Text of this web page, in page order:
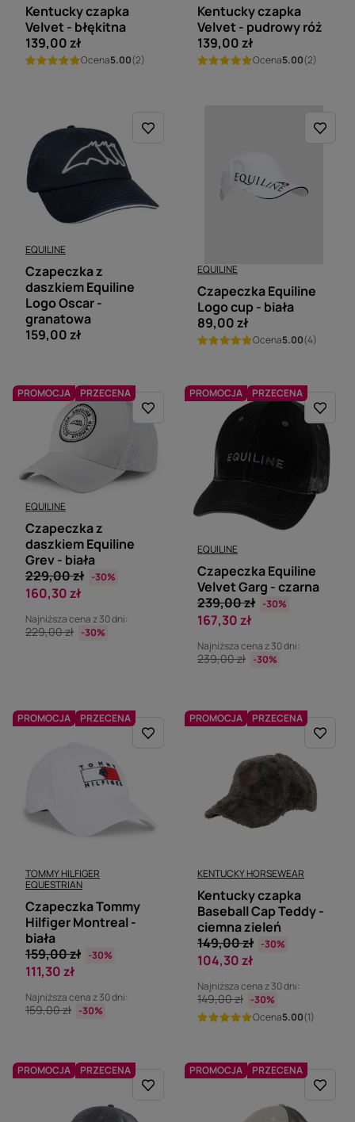
Kentucky czapka
Velvet - błękitna
139,00 zł
Ocena5.00(2)
Kentucky czapka
Velvet - pudrowy róż
139,00 zł
Ocena5.00(2)
EQUILINE
Czapeczka z
daszkiem Equiline
Logo Oscar -
granatowa
159,00 zł
EQUILINE
Czapeczka Equiline
Logo cup - biała
89,00 zł
Ocena5.00(4)
PROMOCJA PRZECENA
EQUILINE
Czapeczka z
daszkiem Equiline
Grev - biała
160,30 zł
Najniższa cena z 30 dni:
229,00 zł -30%
229,00 zł -30%
PROMOCJA PRZECENA
EQUILINE
Czapeczka Equiline
Velvet Garg - czarna
167,30 zł
Najniższa cena z 30 dni:
239,00 zł -30%
239,00 zł -30%
PROMOCJA PRZECENA
TOMMY HILFIGER
EQUESTRIAN
Czapeczka Tommy
Hilfiger Montreal -
biała
111,30 zł
Najniższa cena z 30 dni:
159,00 zł -30%
159,00 zł -30%
PROMOCJA PRZECENA
KENTUCKY HORSEWEAR
Kentucky czapka
Baseball Cap Teddy -
ciemna zieleń
104,30 zł
Najniższa cena z 30 dni:
149,00 zł -30%
149,00 zł -30%
Ocena5.00(1)
PROMOCJA PRZECENA PROMOCJA PRZECENA